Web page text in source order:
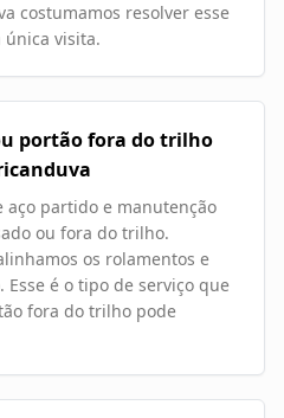
costumamos resolver esse
visita.
portão fora do trilho
aço partido e manutenção
ou fora do trilho.
os rolamentos e
é o tipo de serviço que
fora do trilho pode